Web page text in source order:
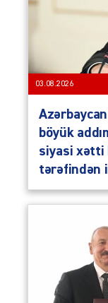
03.08.2026
böyük
siyasi xətti
tərəfindən